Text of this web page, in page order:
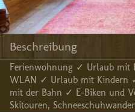
Beschreibung
Ferienwohnung ✓ Urlaub
WLAN ✓ Urlaub mit Kindern
mit der Bahn ✓ E-Biken und
Skitouren,